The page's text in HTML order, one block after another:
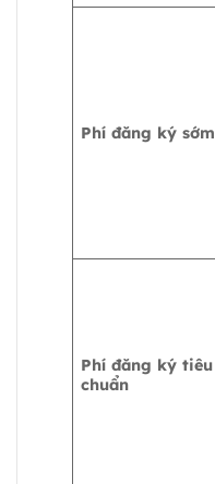
Phí đăng ký sớm
Phí đăng ký tiêu
chuẩn